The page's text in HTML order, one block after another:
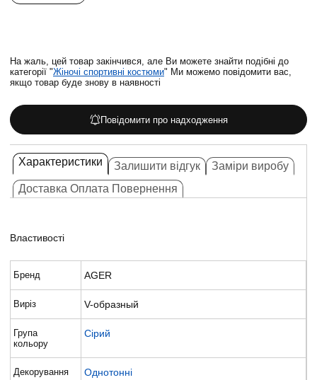
На жаль, цей товар закінчився, але Ви можете знайти подібні до
категорії "Жіночі спортивні костюми" Ми можемо повідомити вас,
якщо товар буде знову в наявності
Повідомити про надходження
Характеристики Залишити відгук
Заміри виробу
Доставка Оплата Повернення
Властивості
Бренд AGER
Виріз V-образный
Група
кольору
Сірий
Декорування Однотонні